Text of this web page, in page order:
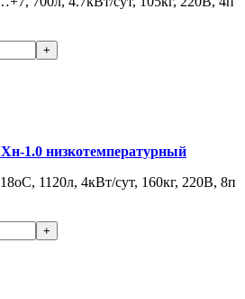
1.0 низкотемпературный
1120л, 4кВт/сут, 160кг, 220В, 8п